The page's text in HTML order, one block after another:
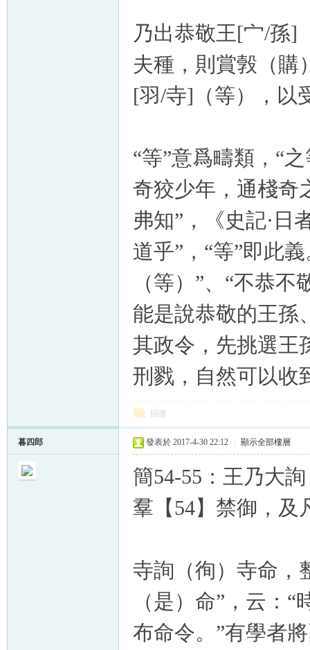
乃出恭敬王[宀/孫]
夫種，則賞㝅（購
[羽/寺]（等），以
“等”意爲疇類，“
奇狡少年，通棧奇
弗知”，《史記·日
道乎”，“等”即此
（等）”、“不恭
能是說恭敬的王孫
其政令，先挑選王
刑戮，自然可以收
回復
暮四郎 發表於 2017-4-30 22:12 顯示全部樓層
簡54-55：王乃大
羣【54】禁御，及
寺詢（徇）寺命，
（是）命”，云：
布命令。”有學者